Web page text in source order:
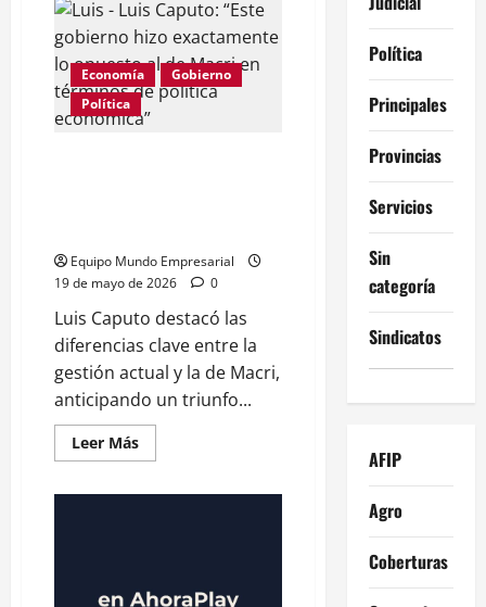
Acting:
La
UIA
dice
que
«reclama»
pero
apoya
la
Economía
Gobierno
Política
Equipo Mundo Empresarial
19 de mayo de 2026
0
Luis Caputo destacó las
diferencias clave entre la
gestión actual y la de Macri,
anticipando un triunfo...
Leer MásLeer
más
lo
Política
Principales
Provincias
Servicios
Sin
categoría
Sindicatos
AFIP
Agro
Coberturas